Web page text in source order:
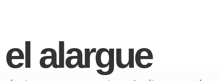
el alargue